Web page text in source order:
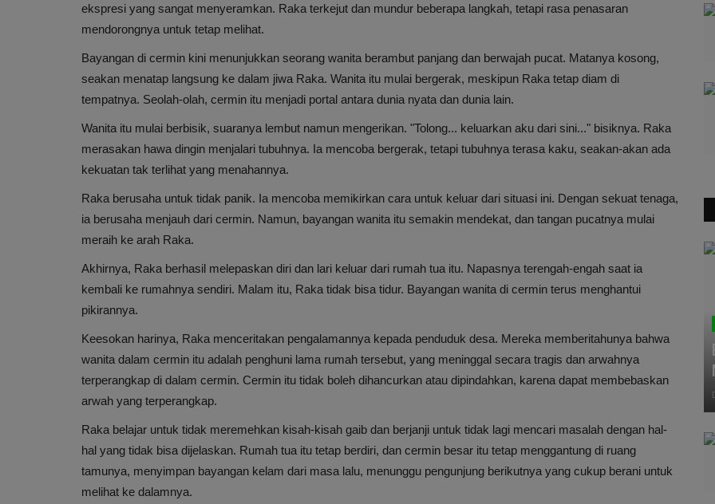
ekspresi yang sangat menyeramkan. Raka terkejut dan mundur beberapa langkah, tetapi rasa penasaran
mendorongnya untuk tetap melihat.
Bayangan di cermin kini menunjukkan seorang wanita berambut panjang dan berwajah pucat. Matanya kosong,
seakan menatap langsung ke dalam jiwa Raka. Wanita itu mulai bergerak, meskipun Raka tetap diam di
tempatnya. Seolah-olah, cermin itu menjadi portal antara dunia nyata dan dunia lain.
Wanita itu mulai berbisik, suaranya lembut namun mengerikan. "Tolong... keluarkan aku dari sini..." bisiknya. Raka
merasakan hawa dingin menjalari tubuhnya. Ia mencoba bergerak, tetapi tubuhnya terasa kaku, seakan-akan ada
kekuatan tak terlihat yang menahannya.
Raka berusaha untuk tidak panik. Ia mencoba memikirkan cara untuk keluar dari situasi ini. Dengan sekuat tenaga,
ia berusaha menjauh dari cermin. Namun, bayangan wanita itu semakin mendekat, dan tangan pucatnya mulai
meraih ke arah Raka.
Akhirnya, Raka berhasil melepaskan diri dan lari keluar dari rumah tua itu. Napasnya terengah-engah saat ia
kembali ke rumahnya sendiri. Malam itu, Raka tidak bisa tidur. Bayangan wanita di cermin terus menghantui
pikirannya.
Keesokan harinya, Raka menceritakan pengalamannya kepada penduduk desa. Mereka memberitahunya bahwa
wanita dalam cermin itu adalah penghuni lama rumah tersebut, yang meninggal secara tragis dan arwahnya
terperangkap di dalam cermin. Cermin itu tidak boleh dihancurkan atau dipindahkan, karena dapat membebaskan
arwah yang terperangkap.
Raka belajar untuk tidak meremehkan kisah-kisah gaib dan berjanji untuk tidak lagi mencari masalah dengan hal-
hal yang tidak bisa dijelaskan. Rumah tua itu tetap berdiri, dan cermin besar itu tetap menggantung di ruang
tamunya, menyimpan bayangan kelam dari masa lalu, menunggu pengunjung berikutnya yang cukup berani untuk
melihat ke dalamnya.